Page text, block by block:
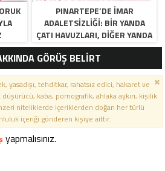
PINARTEPE’DE İMAR
ADALETSİZLİĞİ: BİR YANDA
ÇATI HAVUZLARI, DİĞER YANDA
GÜVENLİ KONUT BEKLEYEN
HALK!
GÖRÜŞ BELİRT
yasadışı, tehditkar, rahatsız edici, hakaret ve
düşürücü, kaba, pornografik, ahlaka aykırı, kişilik
niteliklerde içeriklerden doğan her türlü
içeriği gönderen kişiye aittir.
yapmalısınız.